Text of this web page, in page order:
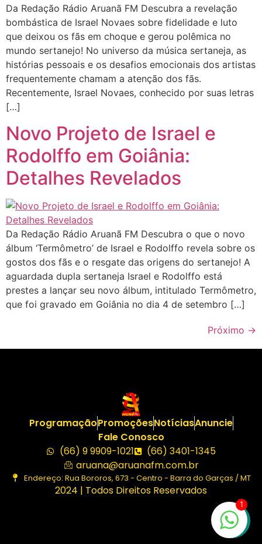
Da Redação Rádio Aruanã FM Descubra a revelação
bombástica de Israel Novaes sobre fidelidade e luto
que deixou os fãs em choque e gerou polêmica no
mundo sertanejo! No universo da música sertaneja, as
histórias pessoais e os desafios emocionais dos artistas
frequentemente chamam a atenção dos fãs.
Recentemente, Israel Novaes, conhecido por suas letras
[…]
Novo Projeto de Israel e
Rodolffo em Goiânia:
Detalhes Revelados
Da Redação Rádio Aruanã FM Descubra o que o novo
álbum ‘Termômetro’ de Israel e Rodolffo revela sobre os
gostos dos fãs e o resgate das origens do sertanejo! A
aguardada dupla sertaneja Israel e Rodolffo está
prestes a lançar seu novo álbum, intitulado Termômetro,
que foi gravado em Goiânia no dia 4 de setembro […]
Próximo →
ProgramaçãoPromoçõesNotíciasAnuncie
Fale Conosco
(66) 9 9909-1021
(66) 3401-1345
aruana@aruanafm.com.br
Endereço: Rua Bororos, 673 - Centro - Barra do Garças / MT
2024 | Todos Direitos Reservados
1